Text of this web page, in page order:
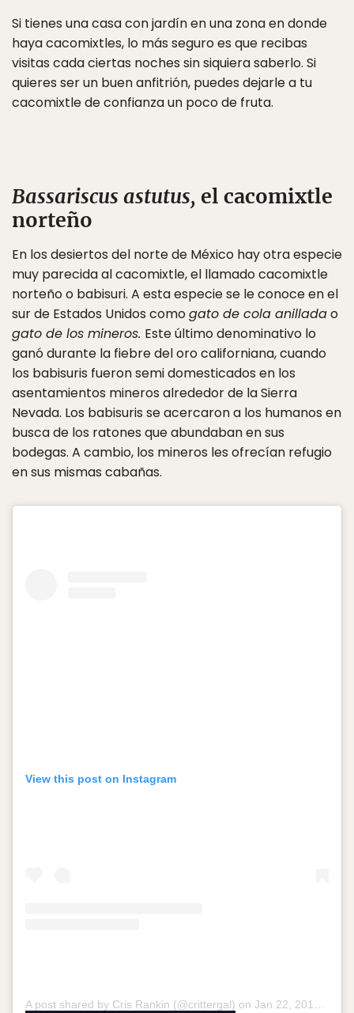
Si tienes una casa con jardín en una zona en donde
haya cacomixtles, lo más seguro es que recibas
visitas cada ciertas noches sin siquiera saberlo. Si
quieres ser un buen anfitrión, puedes dejarle a tu
cacomixtle de confianza un poco de fruta.
Bassariscus astutus, el cacomixtle
norteño
En los desiertos del norte de México hay otra especie
muy parecida al cacomixtle, el llamado cacomixtle
norteño o babisuri. A esta especie se le conoce en el
sur de Estados Unidos comogato de cola anilladao
gato de los mineros. Este último denominativo lo
ganó durante la fiebre del oro californiana, cuando
los babisuris fueron semi domesticados en los
asentamientos mineros alrededor de la Sierra
Nevada. Los babisuris se acercaron a los humanos en
busca de los ratones que abundaban en sus
bodegas. A cambio, los mineros les ofrecían refugio
en sus mismas cabañas.
View this post on Instagram
A post shared by Cris Rankin (@crittergal) on Jan 22, 2018 at 4:06pm PST